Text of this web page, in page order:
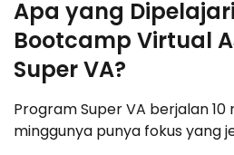
Apa yang
Bootcamp Virtual
Super VA?
Program Super VA berjalan
minggunya punya fokus yang